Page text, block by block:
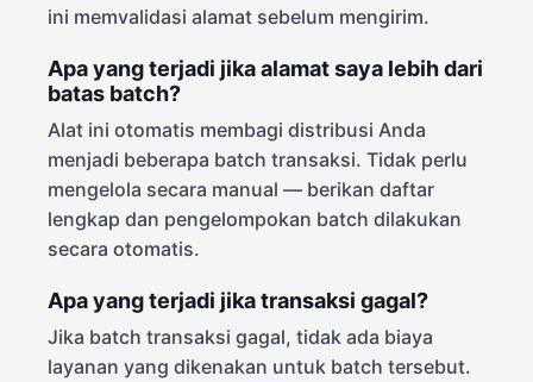
ini memvalidasi alamat sebelum mengirim.
Apa yang terjadi jika alamat saya lebih dari
batas batch?
Alat ini otomatis membagi distribusi Anda
menjadi beberapa batch transaksi. Tidak perlu
mengelola secara manual — berikan daftar
lengkap dan pengelompokan batch dilakukan
secara otomatis.
Apa yang terjadi jika transaksi gagal?
Jika batch transaksi gagal, tidak ada biaya
layanan yang dikenakan untuk batch tersebut.